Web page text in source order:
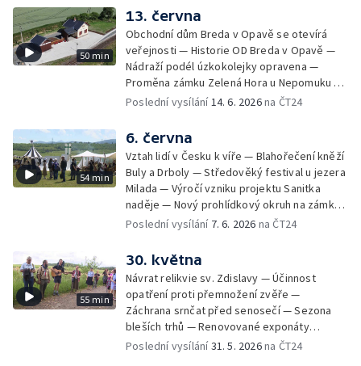
ovce — 60 let Ostře sledovaných vlaků —
Unikátní minikino v centru Prahy —
Charitativní akce na královéhradeckém
letišti — Vzpomínka na boj českých
parašutistů — Vzácný zápisník odbojáře v
muzejní sbírce — Sochařský festival Umění
ve městě
50 min
13. června
Obchodní dům Breda v Opavě se otevírá
veřejnosti — Historie OD Breda v Opavě —
Nádraží podél úzkokolejky opravena —
Proměna zámku Zelená Hora u Nepomuku —
120 let modrotisku ve Strážnici — Vrcholí
dobrou sezonu — Kvalita vody v českých
koupalištích — Soutěž hasičů v záchranářství
na Slezské Hartě — Expedice Monoxylon
vyrazila do Řecka — Ocenění pro
radiokomunikační středisko — Závěrečné
zkoušky uměleckých kovářů — Budoucnost
kovářského řemesla — Odstřel části
otevřených zahrad — Digitalizace tisíců
snímků staré Šumavy
Poslední vysílání 14. 6. 2026na ČT24
54 min
6. června
Vztah lidí v Česku k víře — Blahořečení kněží
Buly a Drboly — Středověký festival u jezera
Milada — Výročí vzniku projektu Sanitka
naděje — Nový prohlídkový okruh na zámku
v Litomyšli — Začátek turistické sezony —
zoo slaví 70 let — Den pozemního vojska —
Celostátní soutěž Stroj času
Poslední vysílání 7. 6. 2026 na ČT24
55 min
30. května
Návrat relikvie sv. Zdislavy — Účinnost
opatření proti přemnožení zvěře —
Záchrana srnčat před senosečí — Sezona
bleších trhů — Renovované exponáty
Leteckého muzea Kbely — Aviatická pouť v
Poslední vysílání31. 5. 2026na ČT24